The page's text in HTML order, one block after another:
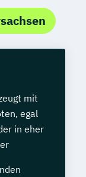
mit
egal
in eher